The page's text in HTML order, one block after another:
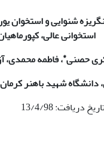
شنوایی و استخوان
استخوانی عالی،
حصنی*، فاطمه محمدی،
دانشگاه شهید باهنر
دریافت: 13/4/98 تاریخ پذیرش: 4/8/98